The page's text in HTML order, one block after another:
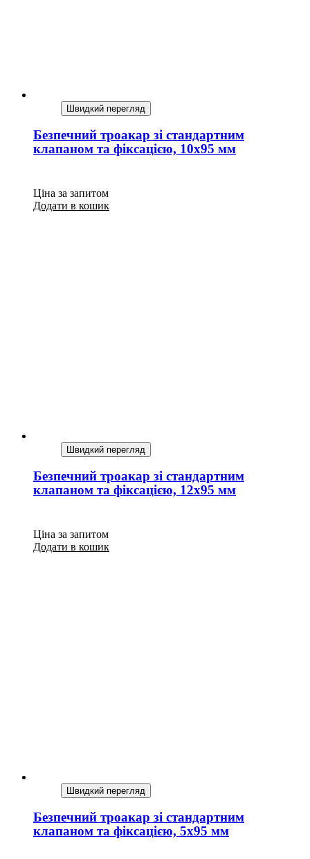
Швидкий перегляд
Безпечний троакар зі стандартним
клапаном та фіксацією, 10х95 мм
Ціна за запитом
Додати в кошик
Швидкий перегляд
Безпечний троакар зі стандартним
клапаном та фіксацією, 12х95 мм
Ціна за запитом
Додати в кошик
Швидкий перегляд
Безпечний троакар зі стандартним
клапаном та фіксацією, 5х95 мм